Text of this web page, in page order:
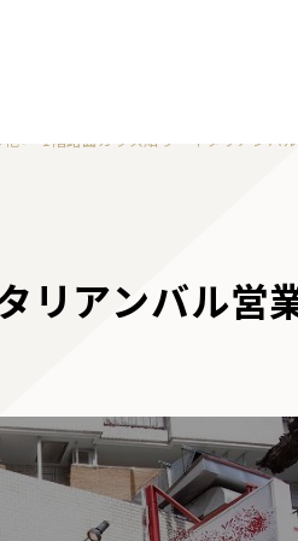
食店開業｜
他 1階路面ガラス貼り イタリアンバ
リアンバル